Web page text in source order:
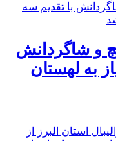
و شاگردانش
به لهستان